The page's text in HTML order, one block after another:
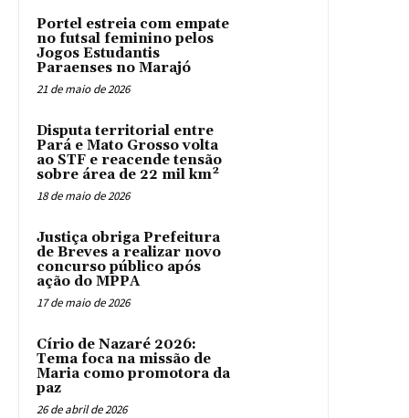
Portel estreia com empate
no futsal feminino pelos
Jogos Estudantis
Paraenses no Marajó
21 de maio de 2026
Disputa territorial entre
Pará e Mato Grosso volta
ao STF e reacende tensão
sobre área de 22 mil km²
18 de maio de 2026
Justiça obriga Prefeitura
de Breves a realizar novo
concurso público após
ação do MPPA
17 de maio de 2026
Círio de Nazaré 2026:
Tema foca na missão de
Maria como promotora da
paz
26 de abril de 2026